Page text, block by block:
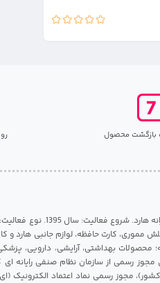
مرکز هارد گیلان {فروشگاه اینترنتی می
مموری، کارت حافظه، لوازم جانبی هارد و
محصولات بهداشتی، آرایشی، دارویی،
رسمی از سازمان نظام صنفی رایانه
مجوز رسمی نماد اعتماد الکترونیک